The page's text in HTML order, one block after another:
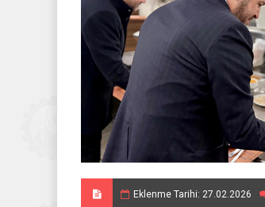
Eklenme Tarihi: 27.02.2026